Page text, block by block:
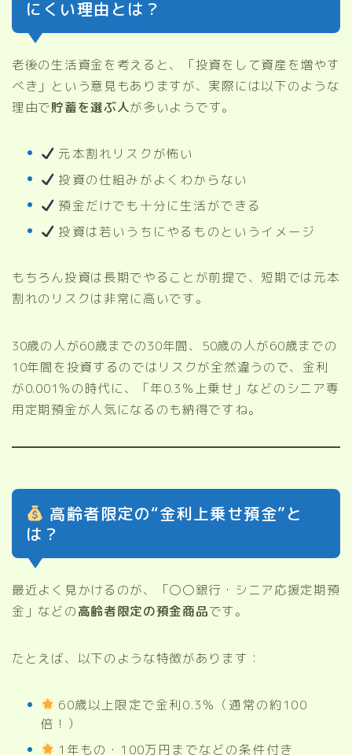
にくい理由とは？
老後の生活資金を考えると、「投資をして資産を増やす
べき」という意見もありますが、実際には以下のような
理由で貯蓄を選ぶ人が多いようです。
元本割れリスクが怖い
投資の仕組みがよくわからない
預金だけでも十分に生活ができる
投資は若いうちにやるものというイメージ
もちろん投資は長期でやることが前提で、短期では元本
割れのリスクは非常に高いです。
30歳の人が60歳までの30年間、50歳の人が60歳までの
10年間を投資するのではリスクが全然違うので、金利
が0.001％の時代に、「年0.3％上乗せ」などのシニア専
用定期預金が人気になるのも納得ですね。
高齢者限定の“金利上乗せ預金”と
は？
最近よく見かけるのが、「〇〇銀行・シニア応援定期預
金」などの高齢者限定の預金商品です。
たとえば、以下のような特徴があります：
60歳以上限定で金利0.3％（通常の約100
倍！）
1年もの・100万円までなどの条件付き